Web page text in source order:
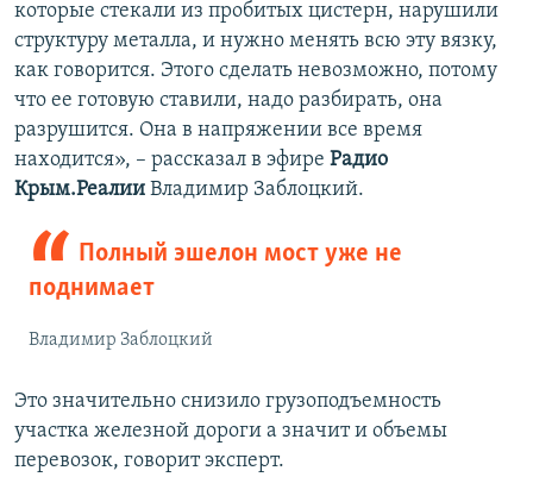
которые стекали из пробитых цистерн, нарушили
структуру металла, и нужно менять всю эту вязку,
как говорится. Этого сделать невозможно, потому
что ее готовую ставили, надо разбирать, она
разрушится. Она в напряжении все время
находится», – рассказал в эфире Радио
Крым.Реалии Владимир Заблоцкий.
Полный эшелон мост уже не
поднимает
Владимир Заблоцкий
Это значительно снизило грузоподъемность
участка железной дороги а значит и объемы
перевозок, говорит эксперт.